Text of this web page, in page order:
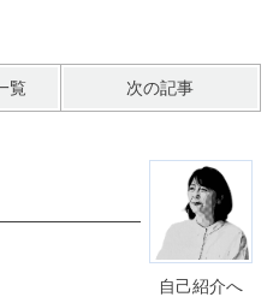
覧 次の記事
自己紹介へ